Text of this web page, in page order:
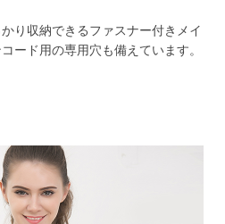
り収納できるファスナー付きメイ
ード用の専用穴も備えています。